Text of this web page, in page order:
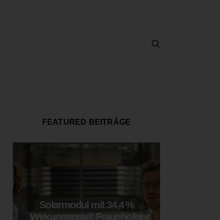
FEATURED BEITRÄGE
Solarmodul mit 34,4 %
Wirkungsgrad: Fraunhofer